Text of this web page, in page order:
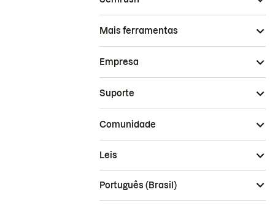
Mais ferramentas
Empresa
Suporte
Comunidade
Leis
Português (Brasil)